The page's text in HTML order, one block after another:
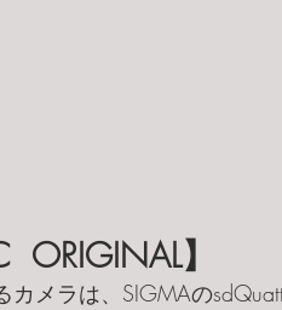
ORIGINAL】
カメラは、SIGMAの